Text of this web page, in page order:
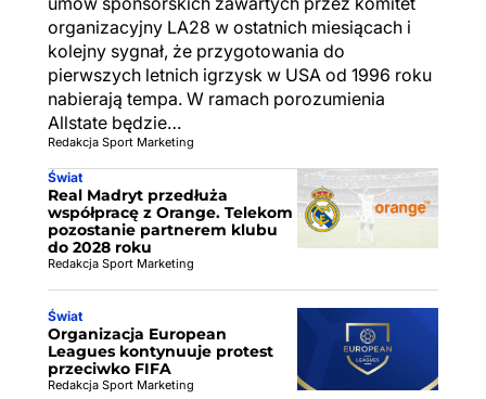
organizacyjny LA28 w ostatnich miesiącach i
kolejny sygnał, że przygotowania do
pierwszych letnich igrzysk w USA od 1996 roku
nabierają tempa. W ramach porozumienia
Allstate będzie…
Redakcja Sport Marketing
Świat
Real Madryt przedłuża
współpracę z Orange. Telekom
pozostanie partnerem klubu
do 2028 roku
Redakcja Sport Marketing
Świat
Organizacja European
Leagues kontynuuje protest
przeciwko FIFA
Redakcja Sport Marketing